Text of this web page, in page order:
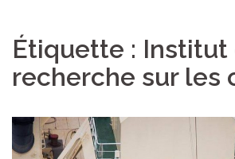
Étiquette : Institut
recherche sur les